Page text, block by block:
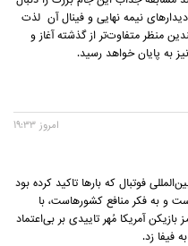
نیمه نهایی و فینال آن لذت
منظر متفاوت‌تر از گذشته آغاز و
به پایان خواهد رسید.
امروز 19:33
فوتبال که بارها تاکید کرده بود
و به فکر منافع کشورهاست، با
آمریکا مُهر تاییدی بر بی‌اعتماد
فیفا زد.